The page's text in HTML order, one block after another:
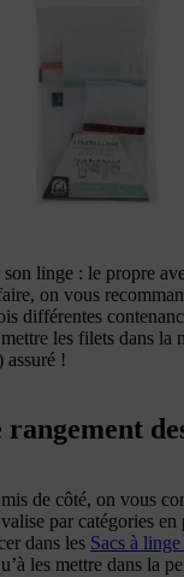
linge : le propre
on vous
différentes
les filets dans la
assuré !
de côté, on vous
par catégories
dans les Sacs à
les mettre dans la